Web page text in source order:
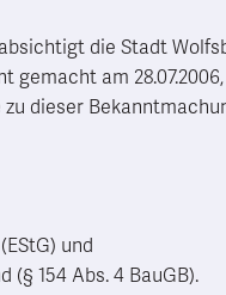
die Stadt
gemacht am
dieser
und
154 Abs. 4 BauGB).